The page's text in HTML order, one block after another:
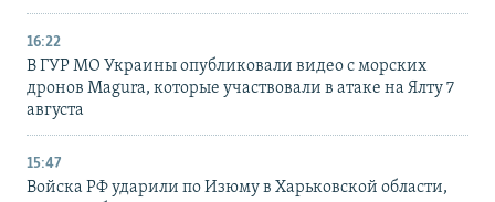
16:22
В ГУР МО Украины опубликовали видео с морских
дронов Magura, которые участвовали в атаке на Ялту 7
августа
15:47
Войска РФ ударили по Изюму в Харьковской области,